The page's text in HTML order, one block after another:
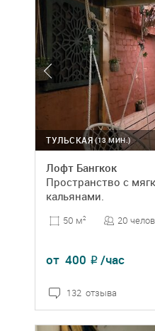
(13 МИН.)
ТУЛЬСКАЯ
Лофт Бангкок
Пространство с
кальянами.
50 м2 20
от 400 ₽ /час
132 отзыва